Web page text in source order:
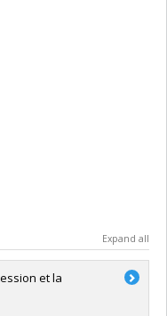
Expand all
et la